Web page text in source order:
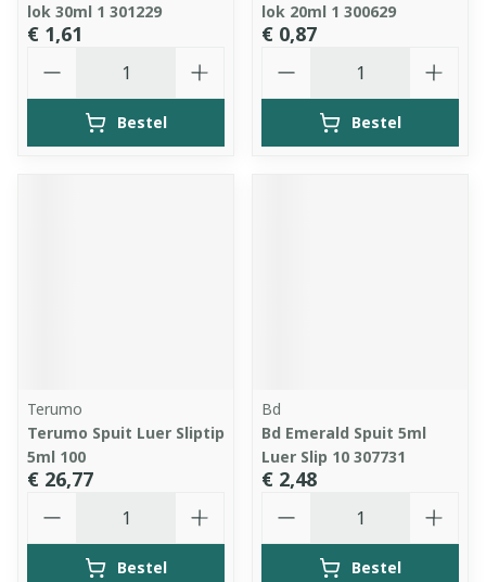
lok 30ml 1 301229
€ 1,61
Bestel
lok 20ml 1 300629
€ 0,87
Bestel
Terumo
Terumo Spuit Luer Sliptip
5ml 100
€ 26,77
Bestel
Bd
Bd Emerald Spuit 5ml
Luer Slip 10 307731
€ 2,48
Bestel